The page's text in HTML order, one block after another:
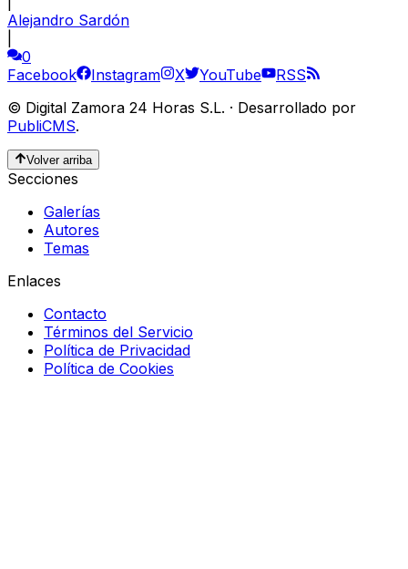
Alejandro Sardón
0
Facebook
Instagram X YouTube
RSS
© Digital Zamora 24 Horas S.L. · Desarrollado por
PubliCMS.
Volver arriba
Secciones
Galerías
Autores
Temas
Enlaces
Contacto
Términos del Servicio
Política de Privacidad
Política de Cookies